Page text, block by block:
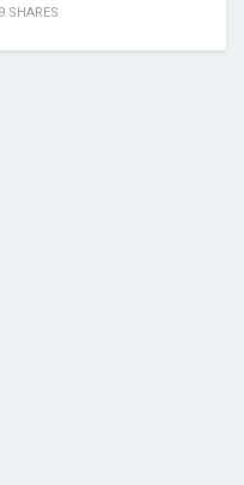
SHARES